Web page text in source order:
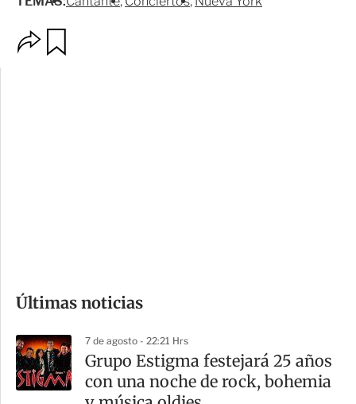
m
a
r
t
Últimas noticias
7 de agosto - 22:21 Hrs
Grupo Estigma festejará 25 años
con una noche de rock, bohemia